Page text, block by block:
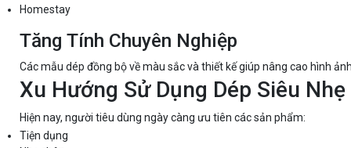
Homestay
Tăng Tính Chuyên Nghiệp
Các mẫu dép đồng bộ về màu sắc và thiết kế giúp nâng cao hình
Xu Hướng Sử Dụng Dép Siêu
Hiện nay, người tiêu dùng ngày càng ưu tiên các sản phẩm:
Tiện dụng